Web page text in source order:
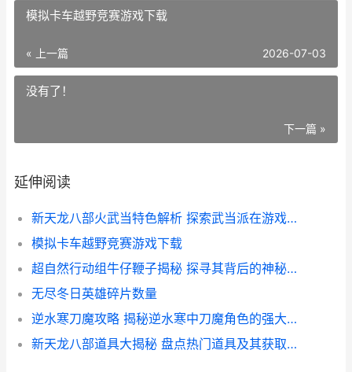
模拟卡车越野竞赛游戏下载
« 上一篇 2026-07-03
没有了！
下一篇 »
延伸阅读
新天龙八部火武当特色解析 探索武当派在游戏中的绝学奥秘
模拟卡车越野竞赛游戏下载
超自然行动组牛仔鞭子揭秘 探寻其背后的神秘力量与市场行情
无尽冬日英雄碎片数量
逆水寒刀魔攻略 揭秘逆水寒中刀魔角色的强大装备与价格解析
新天龙八部道具大揭秘 盘点热门道具及其获取攻略